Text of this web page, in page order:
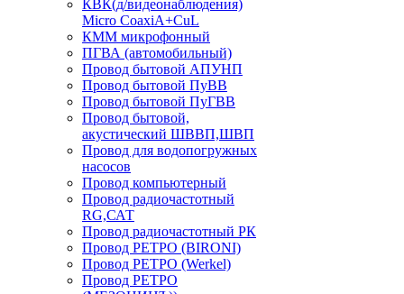
КВК(д/видеонаблюдения)
Micro CoaxiA+CuL
КММ микрофонный
ПГВА (автомобильный)
Провод бытовой АПУНП
Провод бытовой ПуВВ
Провод бытовой ПуГВВ
Провод бытовой,
акустический ШВВП,ШВП
Провод для водопогружных
насосов
Провод компьютерный
Провод радиочастотный
RG,САТ
Провод радиочастотный РК
Провод РЕТРО (BIRONI)
Провод РЕТРО (Werkel)
Провод РЕТРО